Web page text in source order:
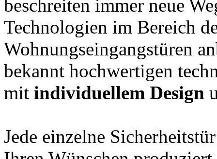
beschreiten immer neue
Technologien im Bereich
Wohnungseingangstüren
bekannt hochwertigen
mit individuellem Design
Jede einzelne